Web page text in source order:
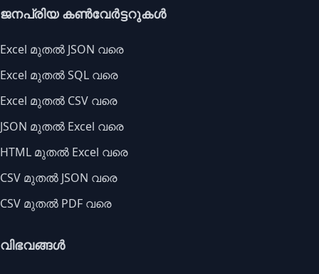
ജനപ്രിയ കൺവേർട്ടറുകൾ
Excel മുതൽ JSON വരെ
Excel മുതൽ SQL വരെ
Excel മുതൽ CSV വരെ
JSON മുതൽ Excel വരെ
HTML മുതൽ Excel വരെ
CSV മുതൽ JSON വരെ
CSV മുതൽ PDF വരെ
വിഭവങ്ങൾ